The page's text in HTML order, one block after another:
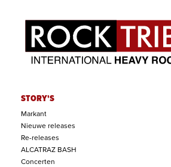
STORY'S
Markant
Nieuwe releases
Re-releases
ALCATRAZ BASH
Concerten